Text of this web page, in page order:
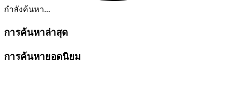
กำลังค้นหา...
การค้นหาล่าสุด
การค้นหายอดนิยม